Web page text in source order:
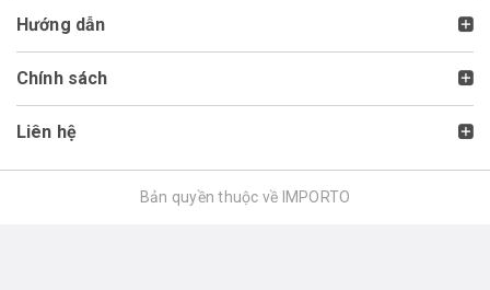
Hướng dẫn
Chính sách
Liên hệ
Bản quyền thuộc về IMPORTO